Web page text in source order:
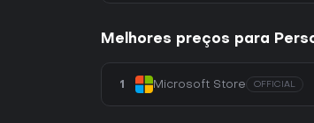
Melhores preços para
1 Microsoft Store OFFICIAL